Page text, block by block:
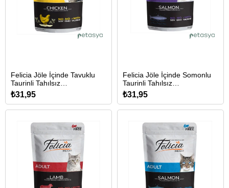
Felicia Jöle İçinde Tavuklu
Taurinli Tahılsız
Kısırlaştırılmış Kedi
Konservesi 85gr
₺31,95
Felicia Jöle İçinde Somonlu
Taurinli Tahılsız
Kısırlaştırılmış Kedi
Konservesi 85gr
₺31,95